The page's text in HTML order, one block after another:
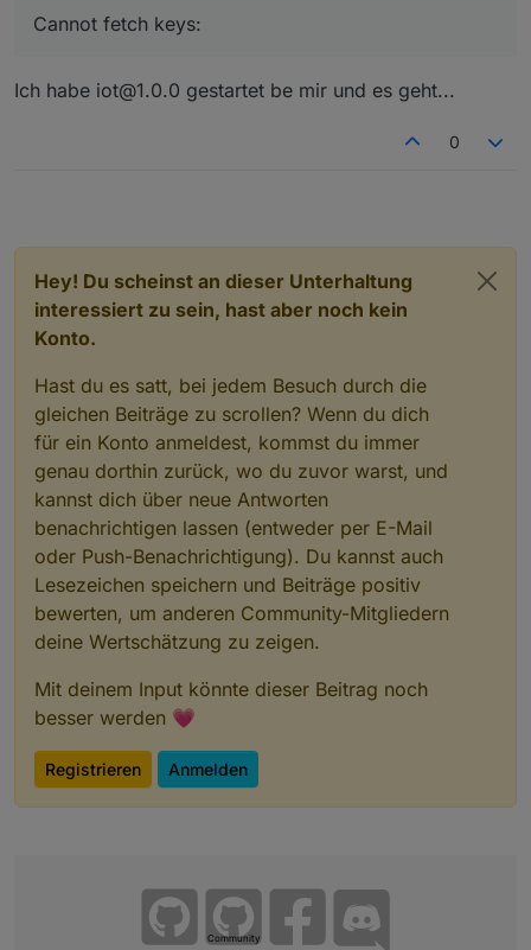
Cannot fetch keys:
Ich habe iot@1.0.0 gestartet be mir und es geht...
0
Hey! Du scheinst an dieser Unterhaltung
interessiert zu sein, hast aber noch kein
Konto.
Hast du es satt, bei jedem Besuch durch die
gleichen Beiträge zu scrollen? Wenn du dich
für ein Konto anmeldest, kommst du immer
genau dorthin zurück, wo du zuvor warst, und
kannst dich über neue Antworten
benachrichtigen lassen (entweder per E-Mail
oder Push-Benachrichtigung). Du kannst auch
Lesezeichen speichern und Beiträge positiv
bewerten, um anderen Community-Mitgliedern
deine Wertschätzung zu zeigen.
Mit deinem Input könnte dieser Beitrag noch
besser werden 💗
Registrieren Anmelden
Community